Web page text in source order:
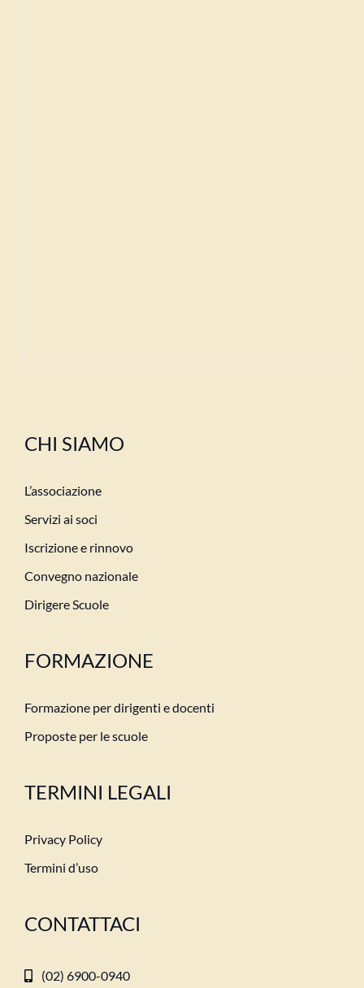
CHI SIAMO
L’associazione
Servizi ai soci
Iscrizione e rinnovo
Convegno nazionale
Dirigere Scuole
FORMAZIONE
Formazione per dirigenti e docenti
Proposte per le scuole
TERMINI LEGALI
Privacy Policy
Termini d’uso
CONTATTACI
(02) 6900-0940